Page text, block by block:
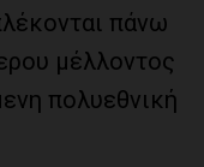
πάνω
μέλλοντος
πολυεθνική